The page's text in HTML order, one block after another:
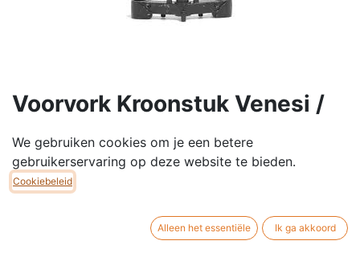
Voorvork Kroonstuk Venesi /
Malou / Henri
Voorvork Kroonstuk passend op de Venesi, Henri &
Malou Scooters
We gebruiken cookies om je een betere
gebruikerservaring op deze website te bieden.
Cookiebeleid
Alleen het essentiële Ik ga akkoord